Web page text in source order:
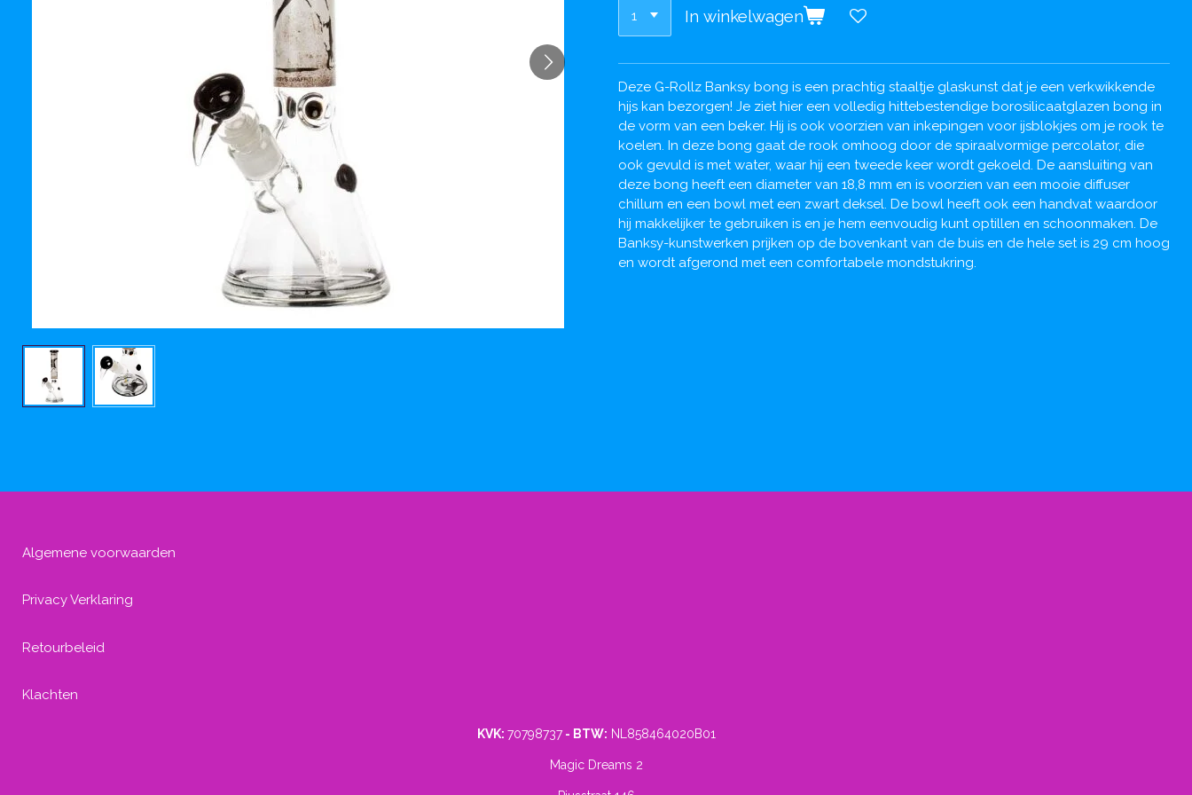
In winkelwagen
Deze G-Rollz Banksy bong is een prachtig staaltje glaskunst dat je een verkwikkende
hijs kan bezorgen! Je ziet hier een volledig hittebestendige borosilicaatglazen bong in
de vorm van een beker. Hij is ook voorzien van inkepingen voor ijsblokjes om je rook te
koelen. In deze bong gaat de rook omhoog door de spiraalvormige percolator, die
ook gevuld is met water, waar hij een tweede keer wordt gekoeld. De aansluiting van
deze bong heeft een diameter van 18,8 mm en is voorzien van een mooie diffuser
chillum en een bowl met een zwart deksel. De bowl heeft ook een handvat waardoor
hij makkelijker te gebruiken is en je hem eenvoudig kunt optillen en schoonmaken. De
Banksy-kunstwerken prijken op de bovenkant van de buis en de hele set is 29 cm hoog
en wordt afgerond met een comfortabele mondstukring.
Algemene voorwaarden
Privacy Verklaring
Retourbeleid
Klachten
KVK: 70798737- BTW: NL858464020B01
Magic Dreams 2